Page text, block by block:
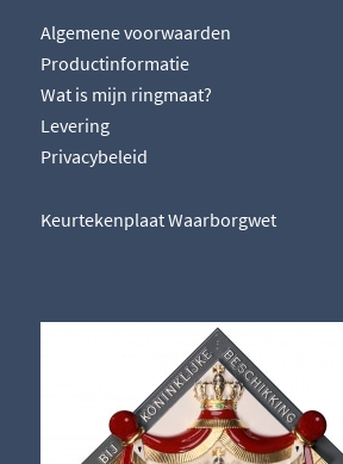
Algemene voorwaarden
Productinformatie
Wat is mijn ringmaat?
Levering
Privacybeleid
Keurtekenplaat Waarborgwet